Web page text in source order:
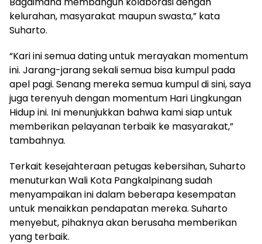
kelurahan, masyarakat maupun swasta,” kata
Suharto.
“Kari ini semua dating untuk merayakan momentum
ini. Jarang-jarang sekali semua bisa kumpul pada
apel pagi. Senang mereka semua kumpul di sini, saya
juga terenyuh dengan momentum Hari Lingkungan
Hidup ini. Ini menunjukkan bahwa kami siap untuk
memberikan pelayanan terbaik ke masyarakat,”
tambahnya.
Terkait kesejahteraan petugas kebersihan, Suharto
menuturkan Wali Kota Pangkalpinang sudah
menyampaikan ini dalam beberapa kesempatan
untuk menaikkan pendapatan mereka. Suharto
menyebut, pihaknya akan berusaha memberikan
yang terbaik.